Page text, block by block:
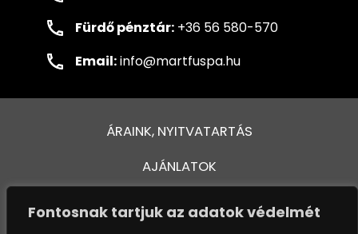
Fontosnak tartjuk az adatok védelmét
Fürdő pénztár: +36 56 580-570
Email:info@martfuspa.hu
ÁRAINK, NYITVATARTÁS
AJÁNLATOK